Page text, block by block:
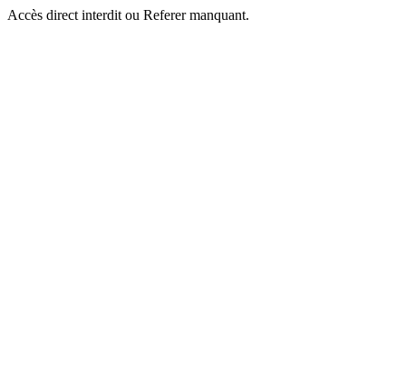
Accès direct interdit ou Referer manquant.